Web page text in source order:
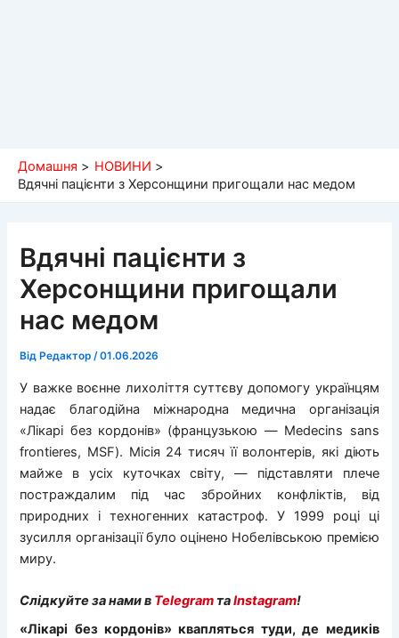
Домашня
НОВИНИ
Вдячні пацієнти з Херсонщини пригощали нас медом
Вдячні пацієнти з
Херсонщини пригощали
нас медом
Від Редактор/01.06.2026
У важке воєнне лихоліття суттєву допомогу українцям
надає благодійна міжнародна медична організація
«Лікарі без кордонів» (французькою — Medecins sans
frontieres, MSF). Місія 24 тисяч її волонтерів, які діють
майже в усіх куточках світу, — підставляти плече
постраждалим під час збройних конфліктів, від
природних і техногенних катастроф. У 1999 році ці
зусилля організації було оцінено Нобелівською премією
миру.
Слідкуйте за нами в Telegram таInstagram!
«Лікарі без кордонів» квапляться туди, де медиків